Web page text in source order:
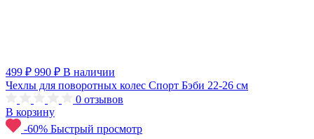
499 ₽ 990 ₽ В наличии
Чехлы для поворотных колес Спорт Бэби 22-26 см
0 отзывов
В корзину
-60% Быстрый просмотр